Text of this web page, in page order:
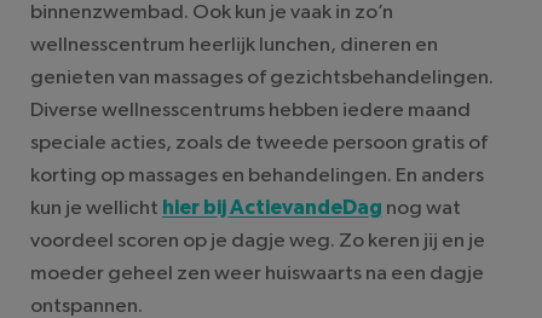
binnenzwembad. Ook kun je vaak in zo’n
wellnesscentrum heerlijk lunchen, dineren en
genieten van massages of gezichtsbehandelingen.
Diverse wellnesscentrums hebben iedere maand
speciale acties, zoals de tweede persoon gratis of
korting op massages en behandelingen. En anders
kun je wellicht hier bij ActievandeDag nog wat
voordeel scoren op je dagje weg. Zo keren jij en je
moeder geheel zen weer huiswaarts na een dagje
ontspannen.